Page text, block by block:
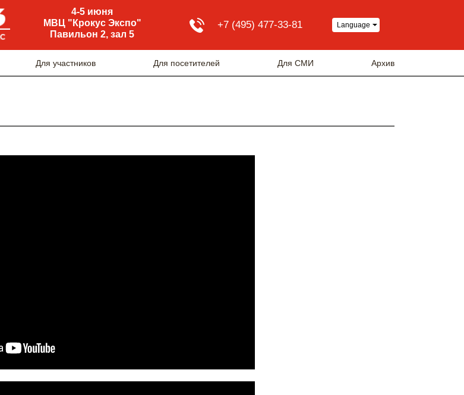
4-5 июня
МВЦ "Крокус Экспо"
Павильон 2, зал 5
+7 (495) 477-33-81 Language
Для участников Для посетителей Для СМИ Архив